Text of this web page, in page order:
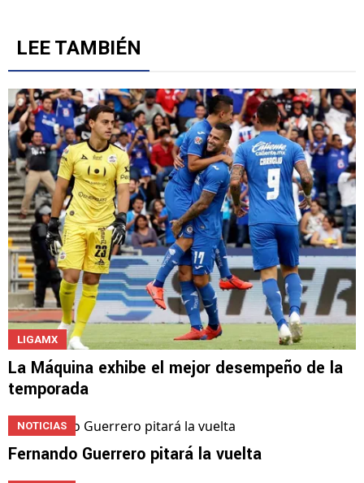
LEE TAMBIÉN
LIGAMX
La Máquina exhibe el mejor desempeño de la
temporada
NOTICIAS
Fernando Guerrero pitará la vuelta